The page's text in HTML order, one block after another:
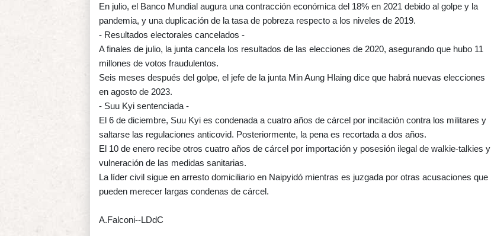
En julio, el Banco Mundial augura una contracción económica del 18% en 2021 debido al golpe y la
pandemia, y una duplicación de la tasa de pobreza respecto a los niveles de 2019.
- Resultados electorales cancelados -
A finales de julio, la junta cancela los resultados de las elecciones de 2020, asegurando que hubo 11
millones de votos fraudulentos.
Seis meses después del golpe, el jefe de la junta Min Aung Hlaing dice que habrá nuevas elecciones
en agosto de 2023.
- Suu Kyi sentenciada -
El 6 de diciembre, Suu Kyi es condenada a cuatro años de cárcel por incitación contra los militares y
saltarse las regulaciones anticovid. Posteriormente, la pena es recortada a dos años.
El 10 de enero recibe otros cuatro años de cárcel por importación y posesión ilegal de walkie-talkies y
vulneración de las medidas sanitarias.
La líder civil sigue en arresto domiciliario en Naipyidó mientras es juzgada por otras acusaciones que
pueden merecer largas condenas de cárcel.
A.Falconi--LDdC